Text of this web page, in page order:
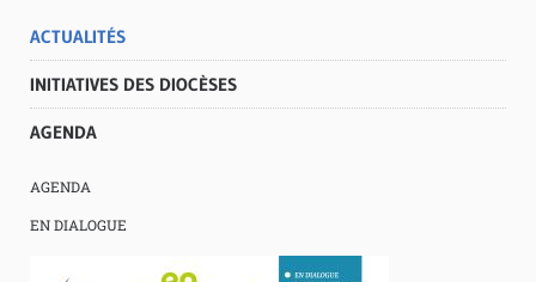
ACTUALITÉS
INITIATIVES DES DIOCÈSES
AGENDA
AGENDA
EN DIALOGUE